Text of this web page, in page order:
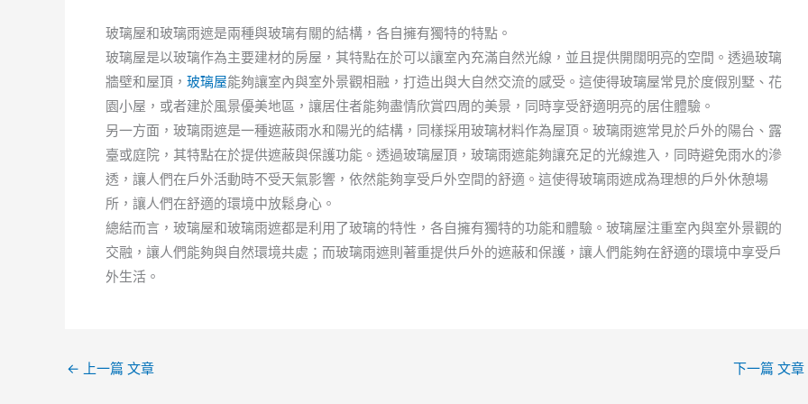
玻璃屋和玻璃雨遮是兩種與玻璃有關的結構，各自擁有獨特的特點。
玻璃屋是以玻璃作為主要建材的房屋，其特點在於可以讓室內充滿自然光線，並且提供開闊明亮的空間。透過玻璃
牆壁和屋頂， 玻璃屋能夠讓室內與室外景觀相融，打造出與大自然交流的感受。這使得玻璃屋常見於度假別墅、花
園小屋，或者建於風景優美地區，讓居住者能夠盡情欣賞四周的美景，同時享受舒適明亮的居住體驗。
另一方面，玻璃雨遮是一種遮蔽雨水和陽光的結構，同樣採用玻璃材料作為屋頂。玻璃雨遮常見於戶外的陽台、露
臺或庭院，其特點在於提供遮蔽與保護功能。透過玻璃屋頂，玻璃雨遮能夠讓充足的光線進入，同時避免雨水的滲
透，讓人們在戶外活動時不受天氣影響，依然能夠享受戶外空間的舒適。這使得玻璃雨遮成為理想的戶外休憩場
所，讓人們在舒適的環境中放鬆身心。
總結而言，玻璃屋和玻璃雨遮都是利用了玻璃的特性，各自擁有獨特的功能和體驗。玻璃屋注重室內與室外景觀的
交融，讓人們能夠與自然環境共處；而玻璃雨遮則著重提供戶外的遮蔽和保護，讓人們能夠在舒適的環境中享受戶
外生活。
← 上一篇 文章 下一篇 文章